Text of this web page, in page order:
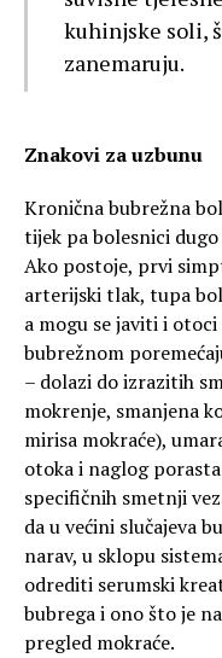
kuhinjske soli,
zanemaruju.
Znakovi za uzbunu
Kronična bubrežna
tijek pa bolesnici
Ako postoje, prvi
arterijski tlak, tupa
a mogu se javiti i
bubrežnom
– dolazi do izrazitih
mokrenje, smanjena
mirisa mokraće),
otoka i naglog
specifičnih smetnji
da u većini slučajeva
narav, u sklopu
odrediti serumski
bubrega i ono što je
pregled mokraće.